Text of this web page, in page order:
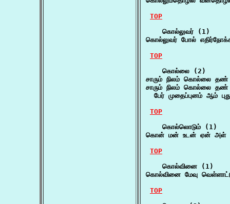
TOP
    கொல்லுவர் (1)
கொல்லுவர் போல்
TOP
    கொல்லை (2)
சாரும் நிலம் கொல்லை
சாரும் நிலம் கொல்லை
பேர் முதைப்புனம் ஆம்
TOP
    கொல்லொடும் (1)
கொன் மன் உடன் ஏன் அள்
TOP
    கொல்வினை (1)
கொல்வினை மேவு
TOP